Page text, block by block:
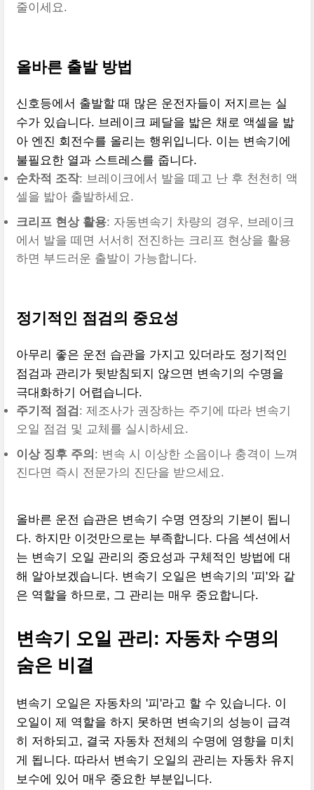
줄이세요.
올바른 출발 방법
신호등에서 출발할 때 많은 운전자들이 저지르는 실
수가 있습니다. 브레이크 페달을 밟은 채로 액셀을 밟
아 엔진 회전수를 올리는 행위입니다. 이는 변속기에
불필요한 열과 스트레스를 줍니다.
순차적 조작: 브레이크에서 발을 떼고 난 후 천천히 액
셀을 밟아 출발하세요.
크리프 현상 활용: 자동변속기 차량의 경우, 브레이크
에서 발을 떼면 서서히 전진하는 크리프 현상을 활용
하면 부드러운 출발이 가능합니다.
정기적인 점검의 중요성
아무리 좋은 운전 습관을 가지고 있더라도 정기적인
점검과 관리가 뒷받침되지 않으면 변속기의 수명을
극대화하기 어렵습니다.
주기적 점검 : 제조사가 권장하는 주기에 따라 변속기
오일 점검 및 교체를 실시하세요.
이상 징후 주의 : 변속 시 이상한 소음이나 충격이 느껴
진다면 즉시 전문가의 진단을 받으세요.
올바른 운전 습관은 변속기 수명 연장의 기본이 됩니
다. 하지만 이것만으로는 부족합니다. 다음 섹션에서
는 변속기 오일 관리의 중요성과 구체적인 방법에 대
해 알아보겠습니다. 변속기 오일은 변속기의 '피'와 같
은 역할을 하므로, 그 관리는 매우 중요합니다.
변속기 오일 관리: 자동차 수명의
숨은 비결
변속기 오일은 자동차의 '피'라고 할 수 있습니다. 이
오일이 제 역할을 하지 못하면 변속기의 성능이 급격
히 저하되고, 결국 자동차 전체의 수명에 영향을 미치
게 됩니다. 따라서 변속기 오일의 관리는 자동차 유지
보수에 있어 매우 중요한 부분입니다.